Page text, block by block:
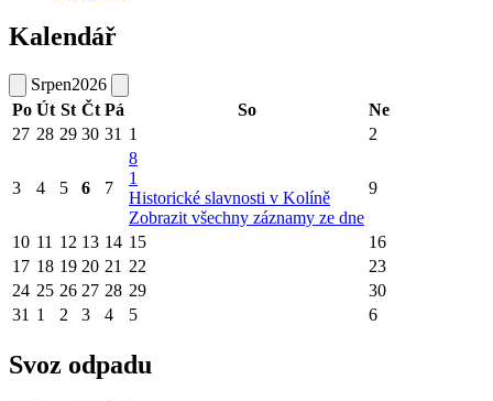
Kalendář
Srpen2026
Po Út St Čt Pá So
Ne
27 28 29 30 31 1 2
3 4 5 6 7
8
1
Historické slavnosti v Kolíně
Zobrazit všechny záznamy ze dne
9
10 11 12 13 14 15
16
17 18 19 20 21 22
23
24 25 26 27 28 29
30
31 1 2 3 4 5 6
Svoz odpadu